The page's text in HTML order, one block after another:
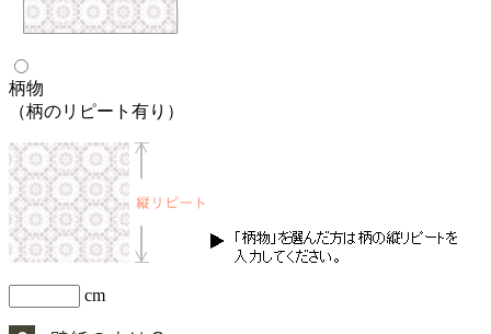
柄物
（柄のリピート有り）
cm